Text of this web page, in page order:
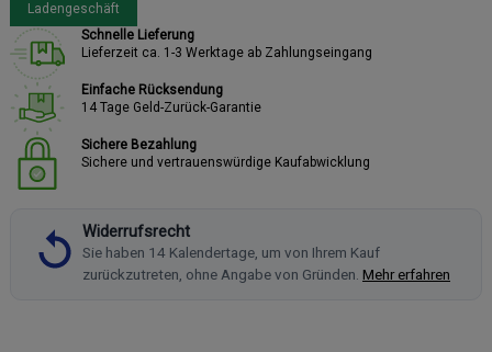
Ladengeschäft
Schnelle Lieferung
Lieferzeit ca. 1-3 Werktage ab Zahlungseingang
Einfache Rücksendung
14 Tage Geld-Zurück-Garantie
Sichere Bezahlung
Sichere und vertrauenswürdige Kaufabwicklung
Widerrufsrecht
Sie haben 14 Kalendertage, um von Ihrem Kauf
zurückzutreten, ohne Angabe von Gründen. Mehr erfahren